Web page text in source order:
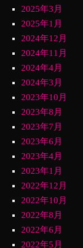
2025年3月
2025年1月
2024年12月
2024年11月
2024年4月
2024年3月
2023年10月
2023年8月
2023年7月
2023年6月
2023年4月
2023年1月
2022年12月
2022年10月
2022年8月
2022年6月
2022年5月